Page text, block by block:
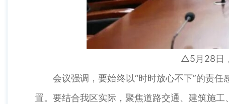
△5月28日
会议强调，要始终以“时时放心不下”的责任
置。要结合我区实际，聚焦道路交通、建筑施